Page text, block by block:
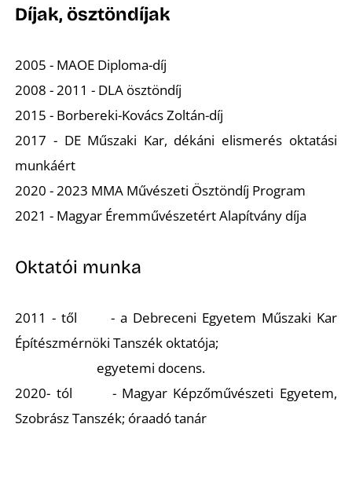
Díjak, ösztöndíjak
2005 - MAOE Diploma-díj
2008 - 2011 - DLA ösztöndíj
2015 - Borbereki-Kovács Zoltán-díj
2017 - DE Műszaki Kar, dékáni elismerés oktatási
munkáért
2020 - 2023 MMA Művészeti Ösztöndíj Program
2021 - Magyar Éremművészetért Alapítvány díja
Oktatói munka
2011 - től - a Debreceni Egyetem Műszaki Kar
Építészmérnöki Tanszék oktatója;
egyetemi docens.
2020- tól - Magyar Képzőművészeti Egyetem,
Szobrász Tanszék; óraadó tanár